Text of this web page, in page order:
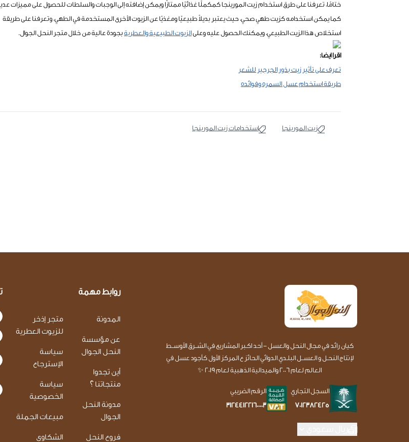
ختامًا، تعرفنا على طرق استخدام زيت المورينجا كمكملًا غذائيًا ممتازًا ويمكن إضافته إلى الوجبات والسلطات للحصول على مميزات
كما يمكن استخدامه كزيت طهي صحي، حيث يعتبر بديلاً طبيعيًا ومغذيًا عن الزيوت الأخرى المستخدمة في الطهي، وتعرفنا على طريقة
استخلاص هذا الزيت الطبيعي، ويمكنك الحصول عليه وعلىالزيوت الطبيعية والعطرية بجودة عالية من خلال متجر النحل الجوال.
اقرا ايضا:
تعرف على تأثير زيت بذور الجرجير للشعر
طريقة استخدام عسل السمره وفوائده
زيت المورينجا استخدامات زيت المورينجا
كيان رائد في مجال النحل والعسل - أحد اكـبر المشاريع في الشــرق الأوســط
لإنتاج النحـل و العســل البلـدي الدوائي الحائز ع المركز الأول كأجود عسل في
العالم لعام 2006 والميدالية الذهبية لعام 2019 ✨
السجل التجاري
7012382425
الرقم الضريبي
312441221600003
روابط مهمة
المدونة
عن مؤسسة
النحل الجوال
أين تجدوا
منتجاتنا ؟
مدونة النحل
الجوال
فروع النحل
متجر إذخر
للزيوت العطرية
سياسة
الإسترجاع
سياسة
الخصوصية
مبيعات الجملة
الشكاوى